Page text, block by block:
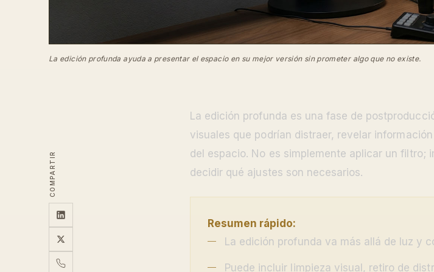
La edición profunda ayuda a presentar el espacio en su mejor versión sin prometer algo que no existe.
COMPARTIR
La edición profunda es una fase de
visuales que podrían distraer, revelar
del espacio. No es simplemente aplicar un filtro;
decidir qué ajustes son necesarios.
Resumen rápido:
La edición profunda va más allá de luz y
Puede incluir limpieza visual, retiro de